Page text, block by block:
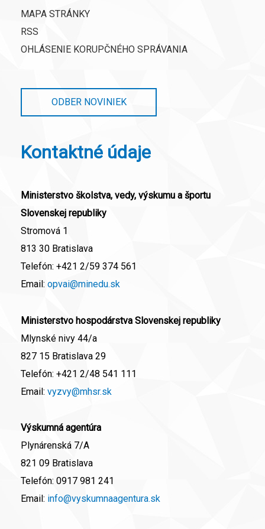
MAPA STRÁNKY
RSS
OHLÁSENIE KORUPČNÉHO SPRÁVANIA
ODBER NOVINIEK
Kontaktné údaje
Ministerstvo školstva, vedy, výskumu a športu
Slovenskej republiky
Stromová 1
813 30 Bratislava
Telefón: +421 2/59 374 561
Email: opvai@minedu.sk
Ministerstvo hospodárstva Slovenskej republiky
Mlynské nivy 44/a
827 15 Bratislava 29
Telefón: +421 2/48 541 111
Email: vyzvy@mhsr.sk
Výskumná agentúra
Plynárenská 7/A
821 09 Bratislava
Telefón: 0917 981 241
Email: info@vyskumnaagentura.sk